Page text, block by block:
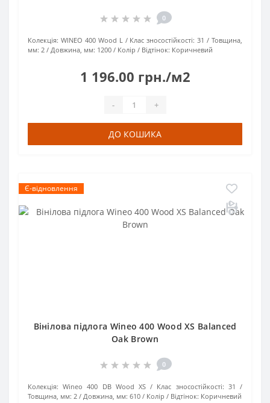
0
Колекція: WINEO 400 Wood L Клас зносостійкості: 31
Товщина,
мм: 2 Довжина, мм: 1200 Колір / Відтінок: Коричневий
1 196.00 грн./м2
- +
ДО КОШИКА
Є-відновлення
Вінілова підлога Wineo 400 Wood XS Balanced
Oak Brown
0
Колекція: Wineo 400 DB Wood XS Клас зносостійкості: 31
Товщина, мм: 2 Довжина, мм: 610 Колір / Відтінок: Коричневий